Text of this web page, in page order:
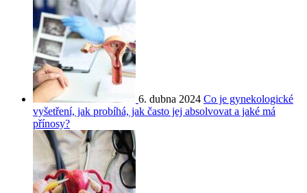
6. dubna 2024 Co je gynekologické
vyšetření, jak probíhá, jak často jej absolvovat a jaké má
přínosy?